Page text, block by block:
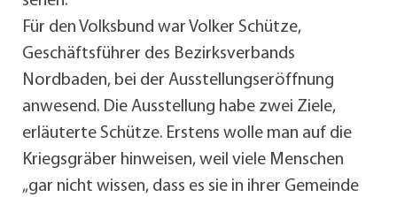
Für den Volksbund war Volker Schütze,
Geschäftsführer des Bezirksverbands
Nordbaden, bei der Ausstellungseröffnung
anwesend. Die Ausstellung habe zwei Ziele,
erläuterte Schütze. Erstens wolle man auf die
Kriegsgräber hinweisen, weil viele Menschen
„gar nicht wissen, dass es sie in ihrer Gemeinde